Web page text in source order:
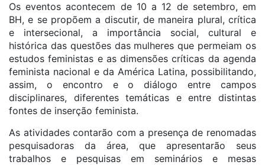
Os eventos acontecem de 10 a 12 de setembro, em
BH, e se propõem a discutir, de maneira plural, crítica
e intersecional, a importância social, cultural e
histórica das questões das mulheres que permeiam os
estudos feministas e as dimensões críticas da agenda
feminista nacional e da América Latina, possibilitando,
assim, o encontro e o diálogo entre campos
disciplinares, diferentes temáticas e entre distintas
fontes de inserção feminista.
As atividades contarão com a presença de renomadas
pesquisadoras da área, que apresentarão seus
trabalhos e pesquisas em seminários e mesas